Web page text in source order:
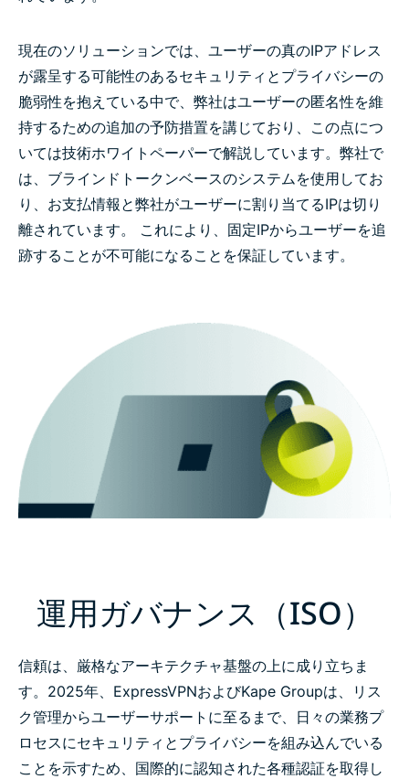
現在のソリューションでは、ユーザーの真のIPアドレス
が露呈する可能性のあるセキュリティとプライバシーの
脆弱性を抱えている中で、弊社はユーザーの匿名性を維
持するための追加の予防措置を講じており、この点につ
いては技術ホワイトペーパーで解説しています。弊社で
は、ブラインドトークンベースのシステムを使用してお
り、お支払情報と弊社がユーザーに割り当てるIPは切り
離されています。 これにより、固定IPからユーザーを追
跡することが不可能になることを保証しています。
運用ガバナンス（ISO）
信頼は、厳格なアーキテクチャ基盤の上に成り立ちま
す。2025年、ExpressVPNおよびKape Groupは、リス
ク管理からユーザーサポートに至るまで、日々の業務プ
ロセスにセキュリティとプライバシーを組み込んでいる
ことを示すため、国際的に認知された各種認証を取得し